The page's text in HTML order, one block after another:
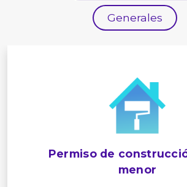
Generales
Permiso de
menor